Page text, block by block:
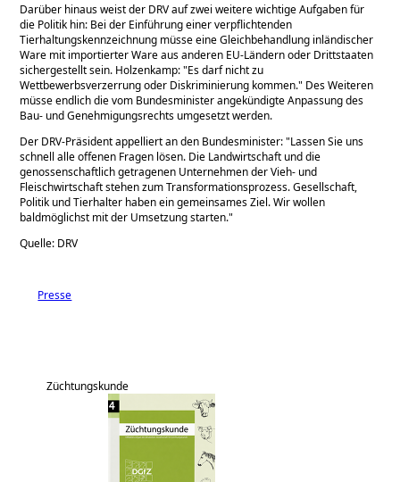
Darüber hinaus weist der DRV auf zwei weitere wichtige Aufgaben für
die Politik hin: Bei der Einführung einer verpflichtenden
Tierhaltungskennzeichnung müsse eine Gleichbehandlung inländischer
Ware mit importierter Ware aus anderen EU-Ländern oder Drittstaaten
sichergestellt sein. Holzenkamp: Es darf nicht zu
Wettbewerbsverzerrung oder Diskriminierung kommen. Des Weiteren
müsse endlich die vom Bundesminister angekündigte Anpassung des
Bau- und Genehmigungsrechts umgesetzt werden.
Der DRV-Präsident appelliert an den Bundesminister: Lassen Sie uns
schnell alle offenen Fragen lösen. Die Landwirtschaft und die
genossenschaftlich getragenen Unternehmen der Vieh- und
Fleischwirtschaft stehen zum Transformationsprozess. Gesellschaft,
Politik und Tierhalter haben ein gemeinsames Ziel. Wir wollen
baldmöglichst mit der Umsetzung starten.
Quelle: DRV
Presse
Züchtungskunde